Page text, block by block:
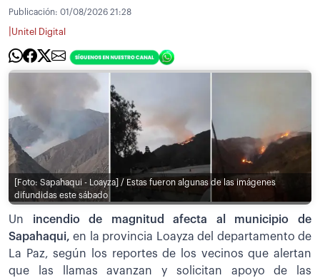
Publicación: 01/08/2026 21:28
Unitel Digital
[Foto: Sapahaqui - Loayza] / Estas fueron algunas de las imágenes
difundidas este sábado
Un incendio de magnitud afecta al municipio de
Sapahaqui,en la provincia Loayza del departamento de
La Paz, según los reportes de los vecinos que alertan
que las llamas avanzan y solicitan apoyo de las